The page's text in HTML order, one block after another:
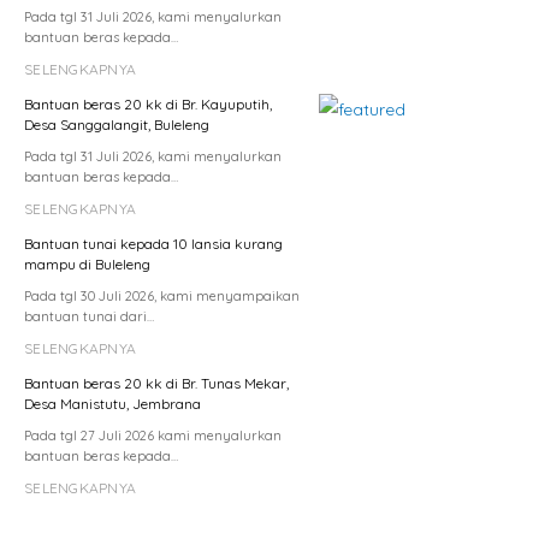
Pada tgl 31 Juli 2026, kami menyalurkan
bantuan beras kepada…
SELENGKAPNYA
Bantuan beras 20 kk di Br. Kayuputih,
Desa Sanggalangit, Buleleng
Pada tgl 31 Juli 2026, kami menyalurkan
bantuan beras kepada…
SELENGKAPNYA
Bantuan tunai kepada 10 lansia kurang
mampu di Buleleng
Pada tgl 30 Juli 2026, kami menyampaikan
bantuan tunai dari…
SELENGKAPNYA
Bantuan beras 20 kk di Br. Tunas Mekar,
Desa Manistutu, Jembrana
Pada tgl 27 Juli 2026 kami menyalurkan
bantuan beras kepada…
SELENGKAPNYA